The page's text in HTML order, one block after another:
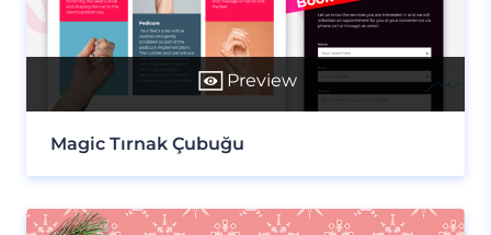
Preview
Magic Tırnak Çubuğu